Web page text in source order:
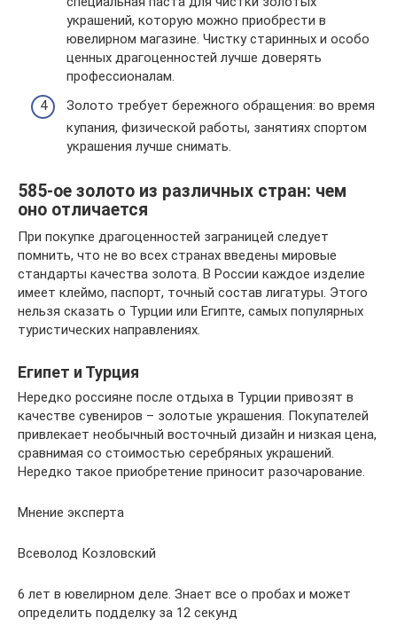
украшений, которую можно приобрести в
ювелирном магазине. Чистку старинных и особо
ценных драгоценностей лучше доверять
профессионалам.
Золото требует бережного обращения: во время
купания, физической работы, занятиях спортом
украшения лучше снимать.
585-ое золото из различных стран: чем
оно отличается
При покупке драгоценностей заграницей следует
помнить, что не во всех странах введены мировые
стандарты качества золота. В России каждое изделие
имеет клеймо, паспорт, точный состав лигатуры. Этого
нельзя сказать о Турции или Египте, самых популярных
туристических направлениях.
Египет и Турция
Нередко россияне после отдыха в Турции привозят в
качестве сувениров – золотые украшения. Покупателей
привлекает необычный восточный дизайн и низкая цена,
сравнимая со стоимостью серебряных украшений.
Нередко такое приобретение приносит разочарование.
Мнение эксперта
Всеволод Козловский
6 лет в ювелирном деле. Знает все о пробах и может
определить подделку за 12 секунд